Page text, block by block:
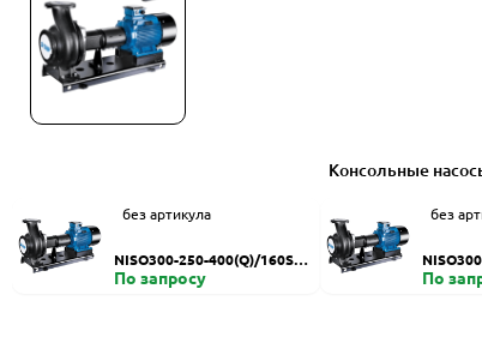
Консольные
без артикула
NISO300-250-400(Q)/160SW
HZDI
По запросу
без
ZDI
По